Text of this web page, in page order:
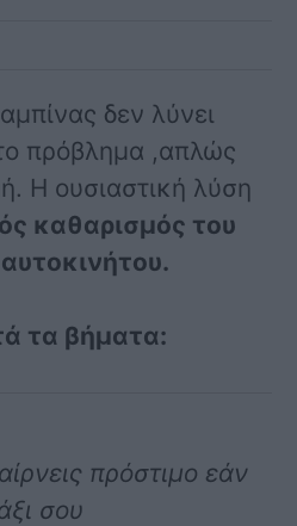
δεν λύνει
πρόβλημα ,απλώς
Η ουσιαστική λύση
καθαρισμός του
τα βήματα:
πρόστιμο εάν
σου